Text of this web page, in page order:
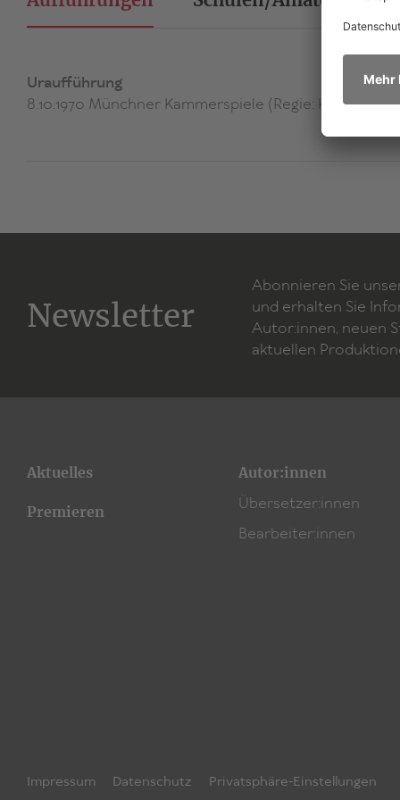
Uraufführung
8.10.1970 Münchner Kammerspiele (Regie: Karl Paryla)
Newsletter
Abonnieren Sie
und erhalten Sie
Autor:innen, neuen
aktuellen
Aktuelles
Premieren
Autor:innen
Übersetzer:innen
Bearbeiter:innen
Impressum Datenschutz Privatsphäre-Einstellungen